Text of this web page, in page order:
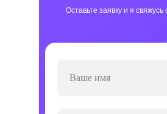
Оставьте заявку и я свяжусь